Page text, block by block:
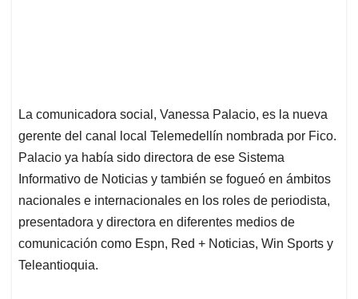
La comunicadora social, Vanessa Palacio, es la nueva
gerente del canal local Telemedellín nombrada por Fico.
Palacio ya había sido directora de ese Sistema
Informativo de Noticias y también se fogueó en ámbitos
nacionales e internacionales en los roles de periodista,
presentadora y directora en diferentes medios de
comunicación como Espn, Red + Noticias, Win Sports y
Teleantioquia.